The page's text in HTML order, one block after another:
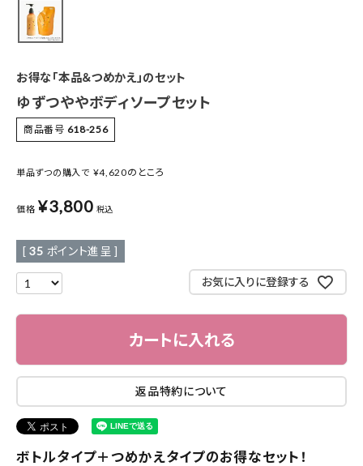
お客さま向け窓口(お問い合わせ)
メディアさま向け窓口
店舗情報
お得な「本品＆つめかえ」のセット
ゆずつややボディソープセット
商品番号 618-256
単品ずつの購入で ¥4,620のところ
価格 ¥3,800 税込
[ 35 ポイント進呈 ]
お気に入りに登録する
カートに入れる
返品特約について
ボトルタイプ＋つめかえタイプのお得なセット！